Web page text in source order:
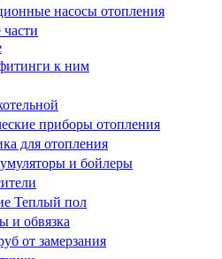
насосы отопления
к ним
приборы отопления
для отопления
и бойлеры
Теплый пол
и обвязка
от замерзания